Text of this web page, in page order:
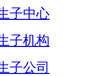
子中心
子机构
子公司